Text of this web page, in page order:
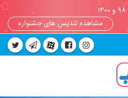
مشاهده تندیس های جشنواره